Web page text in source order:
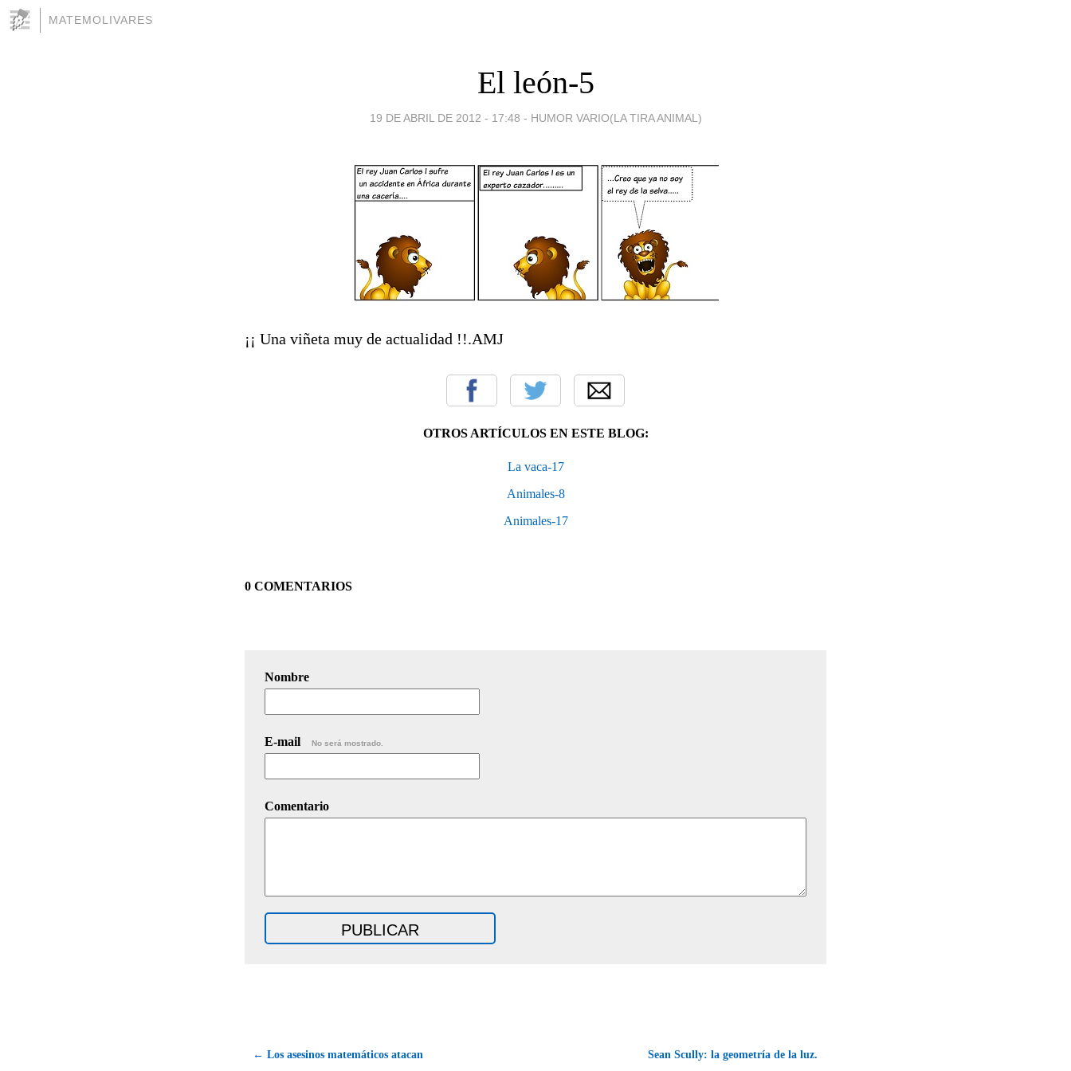
MATEMOLIVARES
El león-5
19 DE ABRIL DE 2012 - 17:48 - HUMOR VARIO(LA TIRA ANIMAL)
¡¡ Una viñeta muy de actualidad !!.AMJ
OTROS ARTÍCULOS EN ESTE BLOG:
La vaca-17
Animales-8
Animales-17
0 COMENTARIOS
Nombre
E-mail No será mostrado.
Comentario
← Los asesinos matemáticos atacan
Sean Scully: la geometría de la luz.